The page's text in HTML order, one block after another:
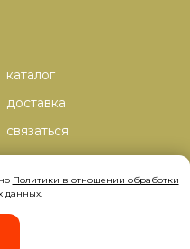
каталог
доставка
связаться
Политики в отношении обработки
данных.